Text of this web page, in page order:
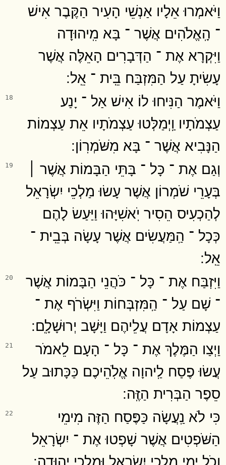
וַיֹּאמְרוּ אֵלָיו אַנְשֵׁי הָעִיר הַקֶּבֶר אִישׁ
־ הָֽאֱלֹהִים אֲשֶׁר ־ בָּא מִֽיהוּדָה
וַיִּקְרָא אֶת ־ הַדְּבָרִים הָאֵלֶּה אֲשֶׁר
עָשִׂיתָ עַל הַמִּזְבַּח בֵּֽית ־ אֵֽל ׃
18
וַיֹּאמֶר הַנִּיחוּ לוֹ אִישׁ אַל ־ יָנַע
עַצְמֹתָיו וַֽיְמַלְּטוּ עַצְמֹתָיו אֵת עַצְמוֹת
הַנָּבִיא אֲשֶׁר ־ בָּא מִשֹּׁמְרֽוֹן ׃
19
וְגַם אֶת ־ כָּל ־ בָּתֵּי הַבָּמוֹת אֲשֶׁר ׀
בְּעָרֵי שֹׁמְרוֹן אֲשֶׁר עָשׂוּ מַלְכֵי יִשְׂרָאֵל
לְהַכְעִיס הֵסִיר יֹֽאשִׁיָּהוּ וַיַּעַשׂ לָהֶם
כְּכָל ־ הַֽמַּעֲשִׂים אֲשֶׁר עָשָׂה בְּבֵֽית ־
אֵֽל ׃
20
וַיִּזְבַּח אֶת ־ כָּל ־ כֹּהֲנֵי הַבָּמוֹת אֲשֶׁר
־ שָׁם עַל ־ הַֽמִּזְבְּחוֹת וַיִּשְׂרֹף אֶת ־
עַצְמוֹת אָדָם עֲלֵיהֶם וַיָּשָׁב יְרוּשָׁלִָֽם ׃
21
וַיְצַו הַמֶּלֶךְ אֶת ־ כָּל ־ הָעָם לֵאמֹר
עֲשׂוּ פֶסַח לַֽיהוָה אֱלֹֽהֵיכֶם כַּכָּתוּב עַל
סֵפֶר הַבְּרִית הַזֶּֽה ׃
22
כִּי לֹא נַֽעֲשָׂה כַּפֶּסַח הַזֶּה מִימֵי
הַשֹּׁפְטִים אֲשֶׁר שָׁפְטוּ אֶת ־ יִשְׂרָאֵל
וְכֹל יְמֵי מַלְכֵי יִשְׂרָאֵל וּמַלְכֵי יְהוּדָֽה ׃